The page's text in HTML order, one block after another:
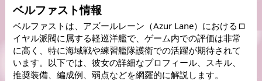
ベルファスト情報
ベルファストは、アズールレーン（Azur Lane）におけるロ
イヤル派閥に属する軽巡洋艦で、ゲーム内での評価は非常
に高く、特に海域戦や練習艦隊護衛での活躍が期待されて
います。以下では、彼女の詳細なプロフィール、スキル、
推奨装備、編成例、弱点などを網羅的に解説します。